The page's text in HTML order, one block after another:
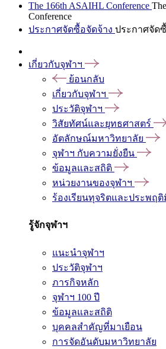
The 166th ASAIHL Conference
Conference
ประกาศจัดซื้อจัดจ้าง ประกาศจัด
เกี่ยวกับจุฬาฯ
ย้อนกลับ
เกี่ยวกับจุฬาฯ
ประวัติจุฬาฯ
วิสัยทัศน์และยุทธศาสตร์
อัตลักษณ์มหาวิทยาลัย
จุฬาฯ กับความยั่งยืน
ข้อมูลและสถิติ
หน่วยงานของจุฬาฯ
ร้องเรียนทุจริตและประพฤ
รู้จักจุฬาฯ
แนะนำจุฬาฯ
ประวัติจุฬาฯ
ภารกิจหลัก
จุฬาฯ 100 ปี
ข้อมูลและสถิติ
บุคคลสำคัญที่มาเยือน
การจัดอันดับมหาวิทยาลัย